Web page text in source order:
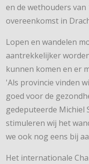
en de wethouders van
overeenkomst in
Lopen en wandelen
aantrekkelijker
kunnen komen en er
'Als provincie vinden
goed voor de
gedeputeerde Michiel
stimuleren wij het
we ook nog eens bij
Het internationale